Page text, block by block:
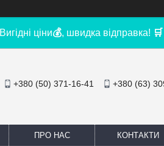
Вигідні ціни💰, швидка відправка! 🛒
+380 (50) 371-16-41 +380 (63)
ПРО НАС КОНТАКТИ